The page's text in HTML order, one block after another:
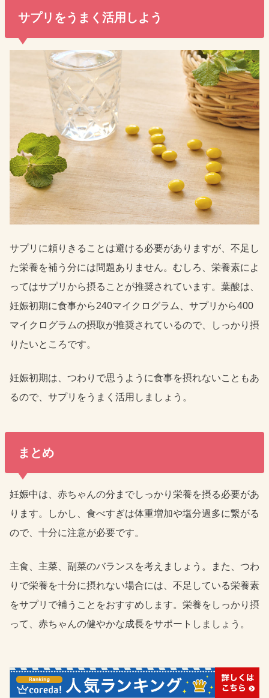
サプリをうまく活用しよう
サプリに頼りきることは避ける必要がありますが、不足し
た栄養を補う分には問題ありません。むしろ、栄養素によ
ってはサプリから摂ることが推奨されています。葉酸は、
妊娠初期に食事から240マイクログラム、サプリから400
マイクログラムの摂取が推奨されているので、しっかり摂
りたいところです。
妊娠初期は、つわりで思うように食事を摂れないこともあ
るので、サプリをうまく活用しましょう。
まとめ
妊娠中は、赤ちゃんの分までしっかり栄養を摂る必要があ
ります。しかし、食べすぎは体重増加や塩分過多に繋がる
ので、十分に注意が必要です。
主食、主菜、副菜のバランスを考えましょう。また、つわ
りで栄養を十分に摂れない場合には、不足している栄養素
をサプリで補うことをおすすめします。栄養をしっかり摂
って、赤ちゃんの健やかな成長をサポートしましょう。